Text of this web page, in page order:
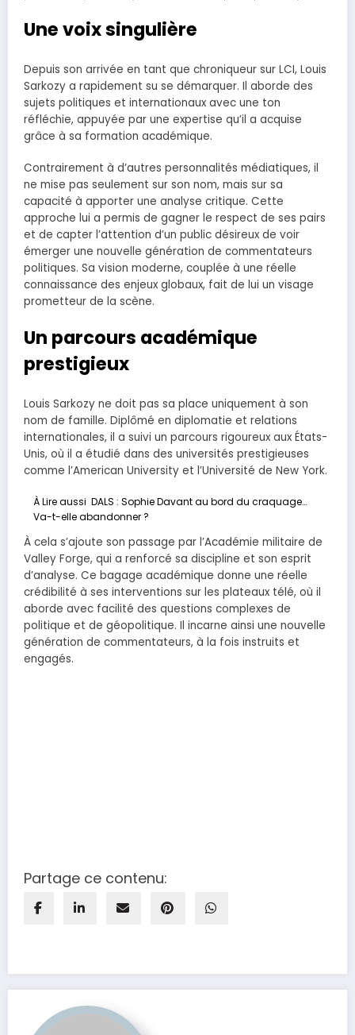
Une voix singulière
Depuis son arrivée en tant que chroniqueur sur LCI, Louis
Sarkozy a rapidement su se démarquer. Il aborde des
sujets politiques et internationaux avec une ton
réfléchie, appuyée par une expertise qu’il a acquise
grâce à sa formation académique.
Contrairement à d’autres personnalités médiatiques, il
ne mise pas seulement sur son nom, mais sur sa
capacité à apporter une analyse critique. Cette
approche lui a permis de gagner le respect de ses pairs
et de capter l’attention d’un public désireux de voir
émerger une nouvelle génération de commentateurs
politiques. Sa vision moderne, couplée à une réelle
connaissance des enjeux globaux, fait de lui un visage
prometteur de la scène.
Un parcours académique
prestigieux
Louis Sarkozy ne doit pas sa place uniquement à son
nom de famille. Diplômé en diplomatie et relations
internationales, il a suivi un parcours rigoureux aux États-
Unis, où il a étudié dans des universités prestigieuses
comme l’American University et l’Université de New York.
À Lire aussi DALS : Sophie Davant au bord du craquage…
Va-t-elle abandonner ?
À cela s’ajoute son passage par l’Académie militaire de
Valley Forge, qui a renforcé sa discipline et son esprit
d’analyse. Ce bagage académique donne une réelle
crédibilité à ses interventions sur les plateaux télé, où il
aborde avec facilité des questions complexes de
politique et de géopolitique. Il incarne ainsi une nouvelle
génération de commentateurs, à la fois instruits et
engagés.
Partage ce contenu: